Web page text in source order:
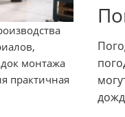
монтажа
практичная